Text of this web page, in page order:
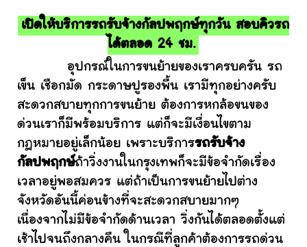
เปิดให้บริการรถรับจ้างกัลปพฤกษ์ทุกวัน สอบคิวรถ
ได้ตลอด 24 ชม.
อุปกรณ์ในการขนย้ายของเราครบครัน รถ
เข็น เชือกมัด กระดาษปูรองพื้น เรามีทุกอย่างครับ
สะดวกสบายทุกการขนย้าย ต้องการหกล้อขนของ
ด่วนเราก็มีพร้อมบริการ แต่ก็จะมีเงื่อนไขตาม
กฎหมายอยู่เล็กน้อย เพราะบริการรถรับจ้าง
กัลปพฤกษ์ถ้าวิ่งงานในกรุงเทพก็จะมีข้อจำกัดเรื่อง
เวลาอยู่พอสมควร แต่ถ้าเป็นการขนย้ายไปต่าง
จังหวัดอันนี้ค่อนข้างที่จะสะดวกสบายมากๆ
เนื่องจากไม่มีข้อจำกัดด้านเวลา วิ่งกันได้ตลอดตั้งแต่
เช้าไปจนถึงกลางคืน ในกรณีที่ลูกค้าต้องการรถด่วน